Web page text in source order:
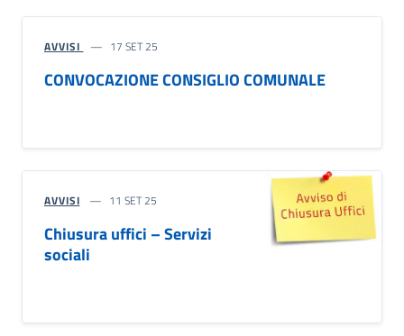
AVVISI 17 SET 25
CONVOCAZIONE CONSIGLIO COMUNALE
AVVISI 11 SET 25
Chiusura uffici – Servizi
sociali